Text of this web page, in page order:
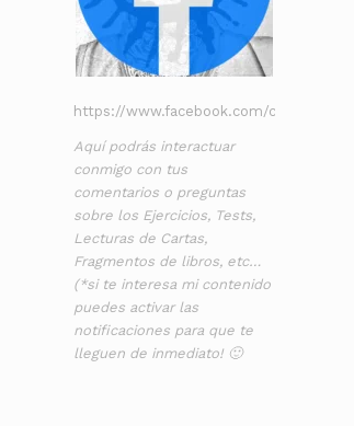
https://www.facebook.com/cimihunrc
Aquí podrás interactuar
conmigo con tus
comentarios o preguntas
sobre los Ejercicios, Tests,
Lecturas de Cartas,
Fragmentos de libros, etc…
(*si te interesa mi contenido
puedes activar las
notificaciones para que te
lleguen de inmediato! 🙂